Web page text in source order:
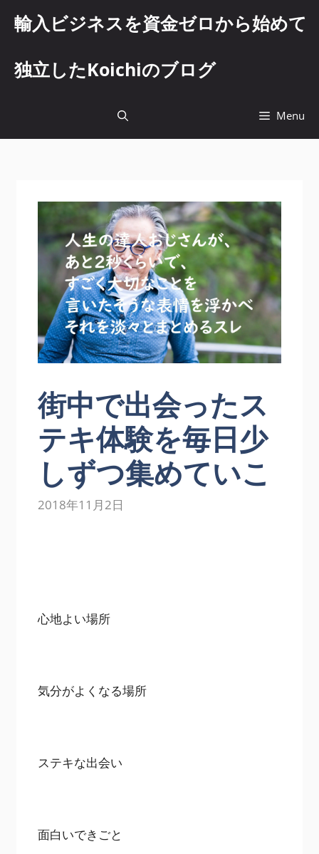
輸入ビジネスを資金ゼロから始めて
独立したKoichiのブログ
Menu
街中で出会ったス
テキ体験を毎日少
しずつ集めていこ
2018年11月2日
心地よい場所
気分がよくなる場所
ステキな出会い
面白いできごと